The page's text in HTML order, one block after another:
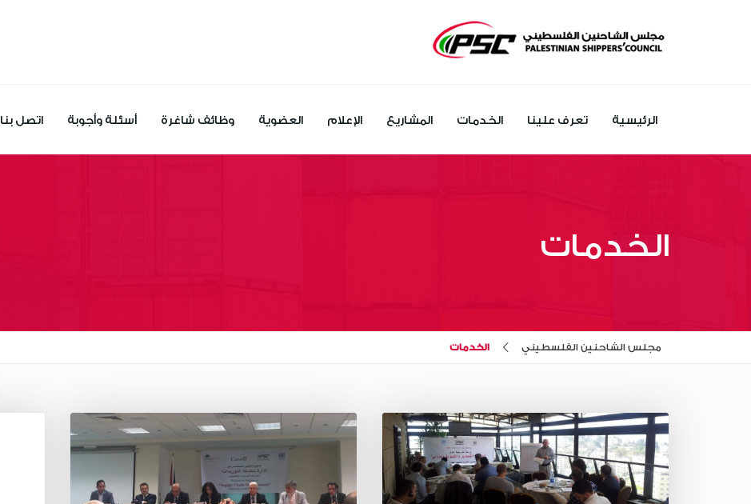
الرئيسية تعرف علينا الخدمات المشاريع الإعلام العضوية وظائف شاغرة أسئلة وأجوبة اتصل بنا
الخدمات
مجلس الشاحنين الفلسطيني الخدمات